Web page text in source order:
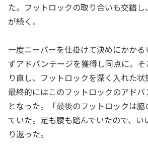
た。フットロックの取り合いも交錯
が続く。
一度ニーバーを仕掛けて決めにかか
ずアドバンテージを獲得し同点に。
り直し、フットロックを深く入れた状
最終的にはこのフットロックのアド
となった。「最後のフットロックは
ていた。足も腰も踏んでいたので、
り返った。